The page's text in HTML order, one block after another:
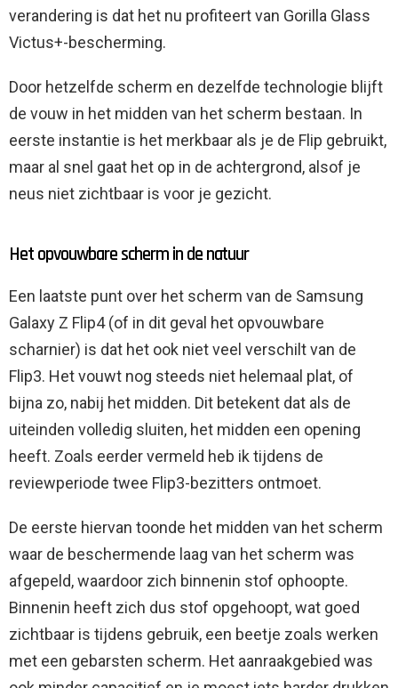
verandering is dat het nu profiteert van Gorilla Glass
Victus+-bescherming.
Door hetzelfde scherm en dezelfde technologie blijft
de vouw in het midden van het scherm bestaan. In
eerste instantie is het merkbaar als je de Flip gebruikt,
maar al snel gaat het op in de achtergrond, alsof je
neus niet zichtbaar is voor je gezicht.
Het opvouwbare scherm in de natuur
Een laatste punt over het scherm van de Samsung
Galaxy Z Flip4 (of in dit geval het opvouwbare
scharnier) is dat het ook niet veel verschilt van de
Flip3. Het vouwt nog steeds niet helemaal plat, of
bijna zo, nabij het midden. Dit betekent dat als de
uiteinden volledig sluiten, het midden een opening
heeft. Zoals eerder vermeld heb ik tijdens de
reviewperiode twee Flip3-bezitters ontmoet.
De eerste hiervan toonde het midden van het scherm
waar de beschermende laag van het scherm was
afgepeld, waardoor zich binnenin stof ophoopte.
Binnenin heeft zich dus stof opgehoopt, wat goed
zichtbaar is tijdens gebruik, een beetje zoals werken
met een gebarsten scherm. Het aanraakgebied was